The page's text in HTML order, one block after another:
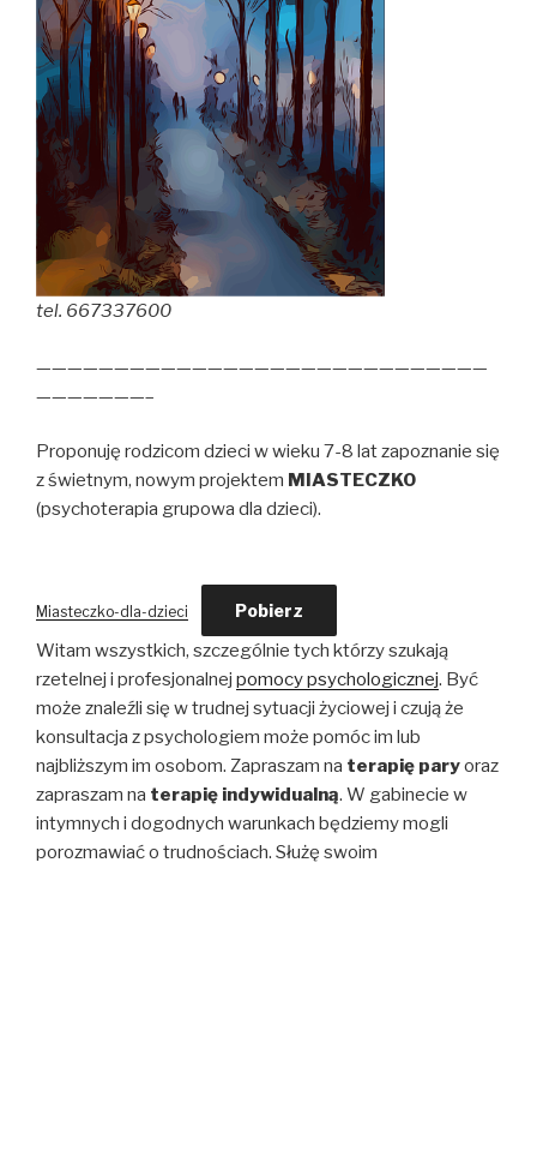
tel. 667337600
—————————————————————————————
———————–
Proponuję rodzicom dzieci w wieku 7-8 lat zapoznanie się
z świetnym, nowym projektem MIASTECZKO
(psychoterapia grupowa dla dzieci).
Miasteczko-dla-dzieci Pobierz
Witam wszystkich, szczególnie tych którzy szukają
rzetelnej i profesjonalnej pomocypsychologicznej. Być
może znaleźli się w trudnej sytuacji życiowej i czują że
konsultacja z psychologiem może pomóc im lub
najbliższym im osobom. Zapraszam na terapię paryoraz
zapraszam na terapię indywidualną. W gabinecie w
intymnych i dogodnych warunkach będziemy mogli
porozmawiać o trudnościach. Służę swoim